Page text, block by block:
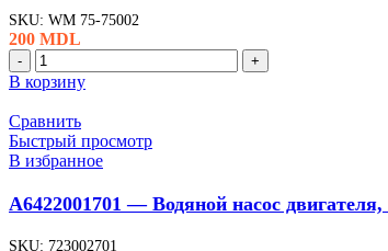
SKU: WM 75-75002
200 MDL
Количество
товара
A6397500159
-
Трос
открывания
капота,
Mercedes
Vito
В корзину
Сравнить
Быстрый просмотр
В избранное
A6422001701 — Водяной насос
SKU: 723002701